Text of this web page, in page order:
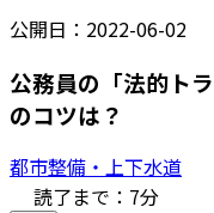
公開日： 2022-06-02
公務員の「法的ト
のコツは？
都市整備・上下水道
読了まで： 7分